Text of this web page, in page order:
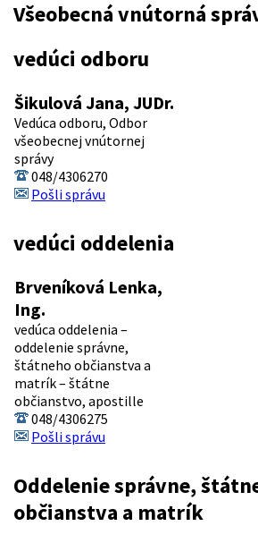
Všeobecná vnútorná
vedúci odboru
Šikulová Jana, JUDr.
Vedúca odboru, Odbor
všeobecnej vnútornej
správy
048/4306270
Pošli správu
vedúci oddelenia
Brveníková Lenka,
Ing.
vedúca oddelenia –
oddelenie správne,
štátneho občianstva a
matrík – štátne
občianstvo, apostille
048/4306275
Pošli správu
Oddelenie správne,
občianstva a matrík